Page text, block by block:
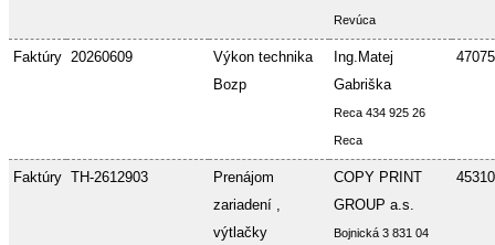
Revúca
Faktúry 20260609
Výkon technika
Bozp
Ing.Matej
Gabriška
Reca 434 925 26
Reca
Faktúry TH-2612903
Prenájom
zariadení ,
výtlačky
COPY PRINT
GROUP a.s.
Bojnická 3 831 04